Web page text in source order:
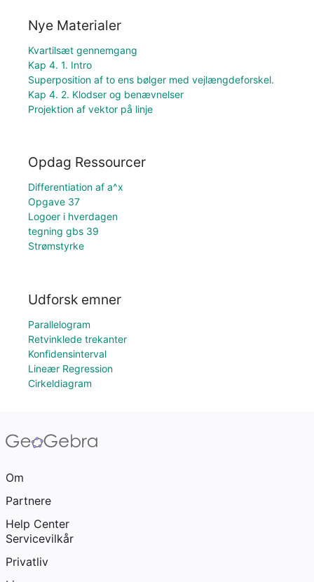
Nye Materialer
Kvartilsæt gennemgang
Kap 4. 1. Intro
Superposition af to ens bølger med vejlængdeforskel.
Kap 4. 2. Klodser og benævnelser
Projektion af vektor på linje
Opdag Ressourcer
Differentiation af a^x
Opgave 37
Logoer i hverdagen
tegning gbs 39
Strømstyrke
Udforsk emner
Parallelogram
Retvinklede trekanter
Konfidensinterval
Lineær Regression
Cirkeldiagram
Om
Partnere
Help Center
Servicevilkår
Privatliv